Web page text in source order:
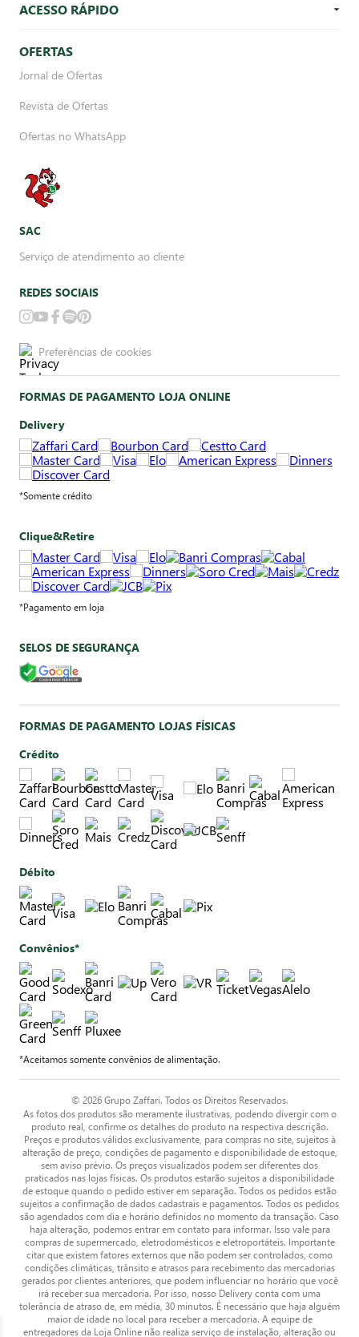
ACESSO RÁPIDO
OFERTAS
Jornal de Ofertas
Revista de Ofertas
Ofertas no WhatsApp
SAC
Serviço de atendimento ao cliente
REDES SOCIAIS
Preferências de cookies
FORMAS DE PAGAMENTO LOJA ONLINE
Delivery
*Somente crédito
Clique&Retire
*Pagamento em loja
SELOS DE SEGURANÇA
FORMAS DE PAGAMENTO LOJAS FÍSICAS
Crédito
Débito
Convênios*
*Aceitamos somente convênios de alimentação.
© 2026 Grupo Zaffari. Todos os Direitos Reservados.
As fotos dos produtos são meramente ilustrativas, podendo divergir com o
produto real, confirme os detalhes do produto na respectiva descrição.
Preços e produtos válidos exclusivamente, para compras no site, sujeitos à
alteração de preço, condições de pagamento e disponibilidade de estoque,
sem aviso prévio. Os preços visualizados podem ser diferentes dos
praticados nas lojas físicas. Os produtos estarão sujeitos a disponibilidade
de estoque quando o pedido estiver em separação. Todos os pedidos estão
sujeitos a confirmação de dados cadastrais e pagamentos. Todos os pedidos
são agendados com dia e horário definidos no momento da transação. Caso
haja alteração, podemos entrar em contato para informar. Isso vale para
compras de supermercado, eletrodomésticos e eletroportáteis. Importante
citar que existem fatores externos que não podem ser controlados, como
condições climáticas, trânsito e atrasos para recebimento das mercadorias
gerados por clientes anteriores, que podem influenciar no horário que você
irá receber sua mercadoria. Por isso, nosso Delivery conta com uma
tolerância de atraso de, em média, 30 minutos. É necessário que haja alguém
maior de idade no local para receber a mercadoria. A equipe de
entregadores da Loja Online não realiza serviço de instalação, alteração ou